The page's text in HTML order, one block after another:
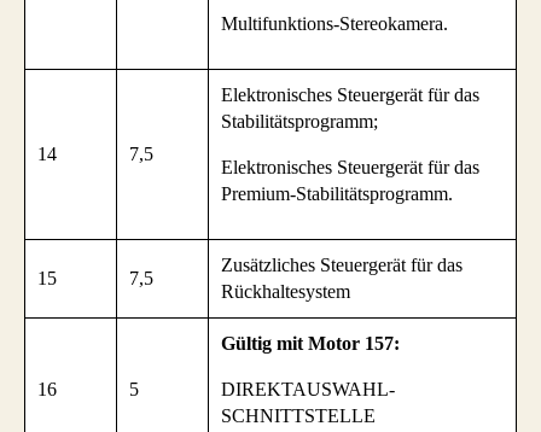
Multifunktions-Stereokamera.
14 7,5
Elektronisches Steuergerät für das
Stabilitätsprogramm;
Elektronisches Steuergerät für das
Premium-Stabilitätsprogramm.
15 7,5
Zusätzliches Steuergerät für das
Rückhaltesystem
16 5
Gültig mit Motor 157:
DIREKTAUSWAHL-
SCHNITTSTELLE